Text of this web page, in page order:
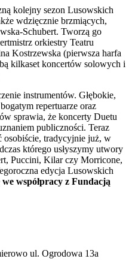
kolejny sezon Lusowskich
wdzięcznie brzmiących,
Schubert. Tworzą go
orkiestry Teatru
Kostrzewska (pierwsza harfa
kilkaset koncertów solowych i
instrumentów. Głębokie,
repertuarze oraz
sprawia, że koncerty Duetu
publiczności. Teraz
osobiście, tradycyjnie już, w
którego usłyszymy utwory
Puccini, Kilar czy Morricone,
edycja Lusowskich
we współpracy z Fundacją
ul. Ogrodowa 13a